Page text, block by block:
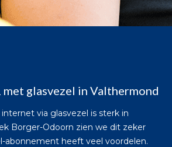
glasvezel in Valthermond
via glasvezel is sterk in
Borger-Odoorn zien we dit zeker
abonnement heeft veel voordelen.